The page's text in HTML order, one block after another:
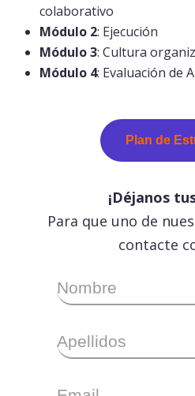
colaborativo
Módulo 2: Ejecución
Módulo 3: Cultura
Módulo 4: Evaluación de
Plan de
¡Déjanos
Para que uno de
contacte